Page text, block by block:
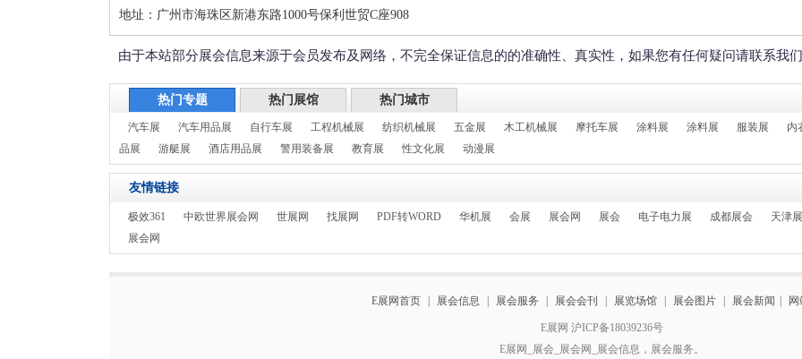
地址：广州市海珠区新港东路1000号保利世贸C座908
由于本站部分展会信息来源于会员发布及网络，不完全保证信息的的准确性、真实性，如果您有任何疑问请联系我们
热门专题 热门展馆 热门城市
汽车展 汽车用品展 自行车展 工程机械展 纺织机械展 五金展 木工机械展 摩托车展 涂料展 涂料展 服装展 内
品展
游艇展 酒店用品展 警用装备展 教育展 性文化展 动漫展
友情链接
极效361 中欧世界展会网 世展网 找展网 PDF转WORD 华机展 会展 展会网 展会 电子电力展 成都展会 天津
展会网
E展网首页 展会信息 展会服务 展会会刊 展览场馆 展会图片 展会新闻
E展网 沪ICP备18039236号
E展网_展会_展会网_展会信息，展会服务。